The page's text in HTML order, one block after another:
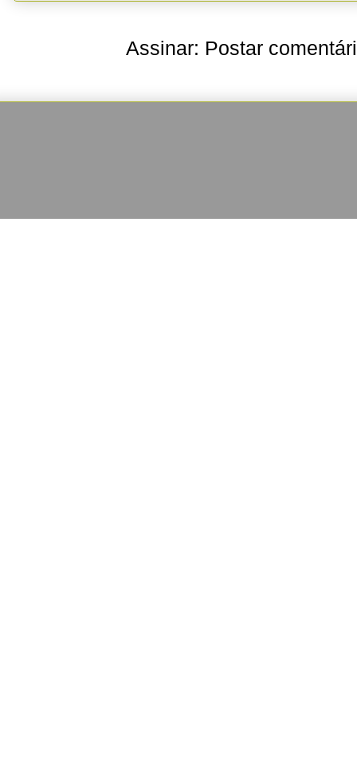
Assinar: Postar